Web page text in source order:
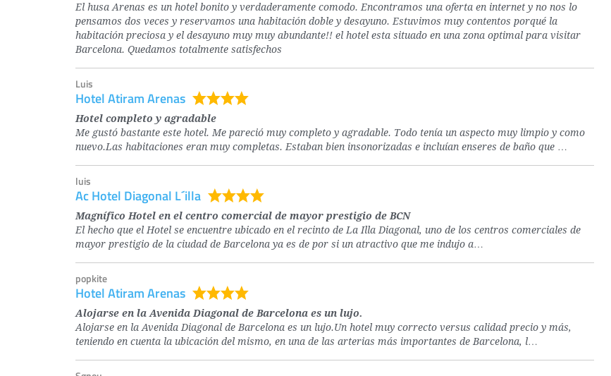
El husa Arenas es un hotel bonito y verdaderamente comodo. Encontramos una oferta en internet y no nos lo
pensamos dos veces y reservamos una habitación doble y desayuno. Estuvimos muy contentos porqué la
habitación preciosa y el desayuno muy muy abundante!! el hotel esta situado en una zona optimal para visitar
Barcelona. Quedamos totalmente satisfechos
Luis
Hotel Atiram Arenas
Hotel completo y agradable
Me gustó bastante este hotel. Me pareció muy completo y agradable. Todo tenía un aspecto muy limpio y como
nuevo.Las habitaciones eran muy completas. Estaban bien insonorizadas e incluían enseres de baño que …
luis
Ac Hotel Diagonal L´illa
Magnífico Hotel en el centro comercial de mayor prestigio de BCN
El hecho que el Hotel se encuentre ubicado en el recinto de La Illa Diagonal, uno de los centros comerciales de
mayor prestigio de la ciudad de Barcelona ya es de por si un atractivo que me indujo a…
popkite
Hotel Atiram Arenas
Alojarse en la Avenida Diagonal de Barcelona es un lujo.
Alojarse en la Avenida Diagonal de Barcelona es un lujo.Un hotel muy correcto versus calidad precio y más,
teniendo en cuenta la ubicación del mismo, en una de las arterias más importantes de Barcelona, l…